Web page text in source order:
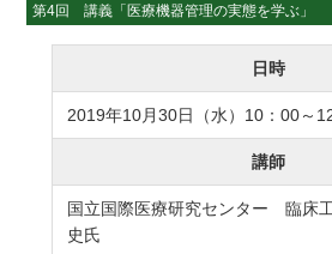
第4回 講義「医療機器管理の実態を学ぶ」
日時
2019年10月30日（水）10：00～
講師
国立国際医療研究センター 臨
史氏